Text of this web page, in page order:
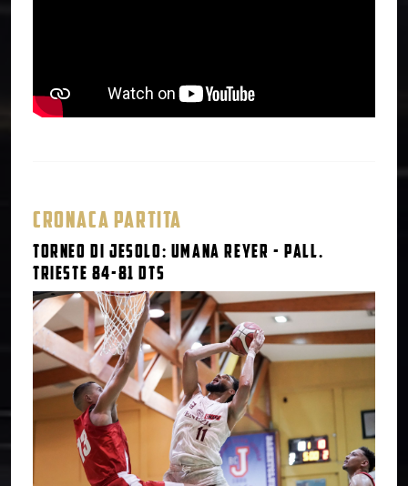
CRONACA PARTITA
Torneo di Jesolo: Umana Reyer - Pall.
Trieste 84-81 dts